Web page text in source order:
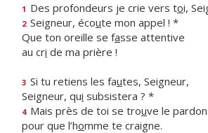
1 Des profondeurs je crie vers toi,
2 Seigneur, écoute mon appel ! *
Que ton oreille se fasse attentive
au cri de ma prière !
3 Si tu retiens les fautes, Seigneur,
Seigneur, qui subsistera ? *
4 Mais près de toi se trouve le pardon
pour que l’homme te craigne.